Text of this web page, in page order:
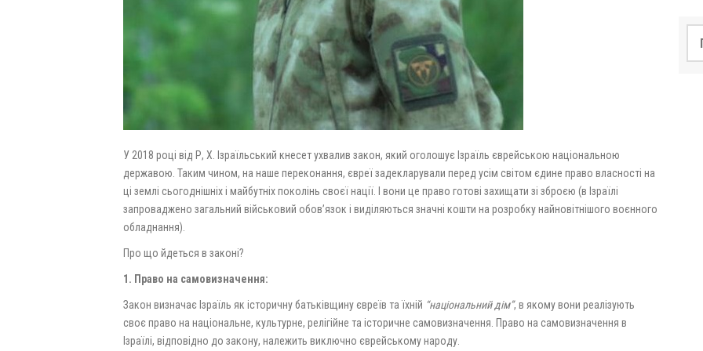
У 2018 році від Р, Х. Ізраїльський кнесет ухвалив закон, який оголошує Ізраїль єврейською національною
державою. Таким чином, на наше переконання, євреї задекларували перед усім світом єдине право власності на
ці землі сьогоднішніх і майбутніх поколінь своєї нації. І вони це право готові захищати зі зброєю (в Ізраїлі
запроваджено загальний військовий обов’язок і виділяються значні кошти на розробку найновітнішого воєнного
обладнання).
Про що йдеться в законі?
1. Право на самовизначення:
Закон визначає Ізраїль як історичну батьківщину євреїв та їхній “національний дім”, в якому вони реалізують
своє право на національне, культурне, релігійне та історичне самовизначення. Право на самовизначення в
Ізраїлі, відповідно до закону, належить виключно єврейському народу.